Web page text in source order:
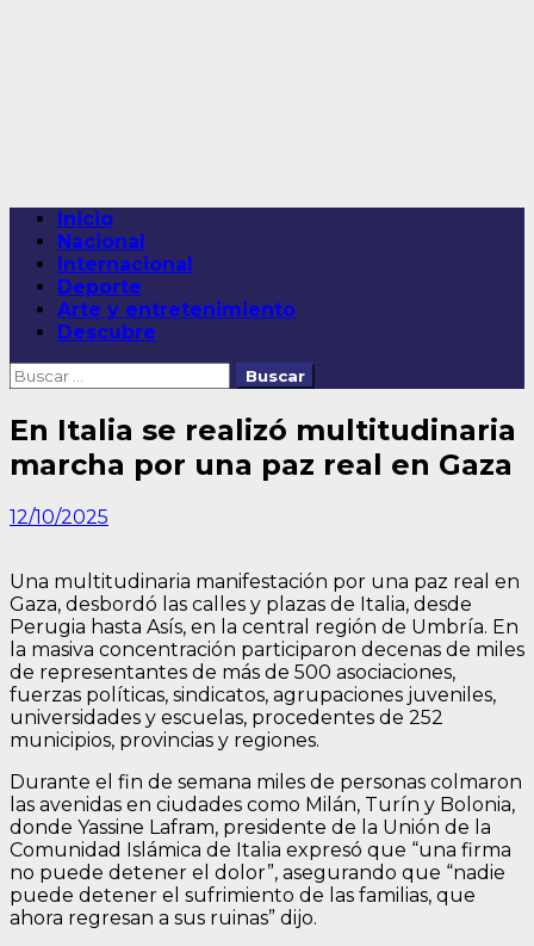
Menú
principal
Inicio
Nacional
Internacional
Deporte
Arte y entretenimiento
Descubre
Buscar:
En Italia se realizó multitudinaria
marcha por una paz real en Gaza
12/10/2025
Una multitudinaria manifestación por una paz real en
Gaza, desbordó las calles y plazas de Italia, desde
Perugia hasta Asís, en la central región de Umbría. En
la masiva concentración participaron decenas de miles
de representantes de más de 500 asociaciones,
fuerzas políticas, sindicatos, agrupaciones juveniles,
universidades y escuelas, procedentes de 252
municipios, provincias y regiones.
Durante el fin de semana miles de personas colmaron
las avenidas en ciudades como Milán, Turín y Bolonia,
donde Yassine Lafram, presidente de la Unión de la
Comunidad Islámica de Italia expresó que “una firma
no puede detener el dolor”, asegurando que “nadie
puede detener el sufrimiento de las familias, que
ahora regresan a sus ruinas” dijo.